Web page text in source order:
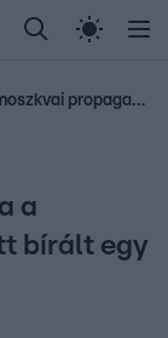
Randi Celeb vagyok,
Gallusz
Volodimir Zelenszkij: a pápa a moszkvai propaganda miatt bírált egy új ukrán törvényt
a
bírált egy